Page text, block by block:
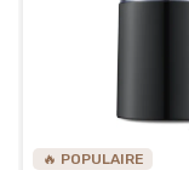
🔥 POPULAIRE